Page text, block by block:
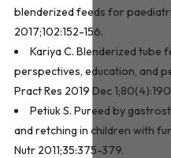
blenderized feeds for
2017;102:152-156.
Kariya C. Blenderized tube
perspectives, education, and
Pract Res 2019 Dec
Petiuk S. Pureed by
and retching in children with
Nutr 2011;35:375-379.